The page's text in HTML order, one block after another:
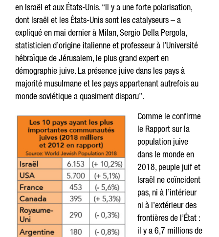
en Israël et aux États-Unis. “Il y a une forte polarisation,
dont Israël et les États-Unis sont les catalyseurs – a
expliqué en mai dernier à Milan, Sergio Della Pergola,
statisticien d’origine italienne et professeur à l’Université
hébraïque de Jérusalem, le plus grand expert en
démographie juive. La présence juive dans les pays à
majorité musulmane et les pays appartenant autrefois au
monde soviétique a quasiment disparu”.
Comme le confirme
le Rapport sur la
population juive
dans le monde en
2018, peuple juif et
Israël ne coïncident
pas, ni à l’intérieur
ni à l’extérieur des
frontières de l’État :
il y a 6,7 millions de